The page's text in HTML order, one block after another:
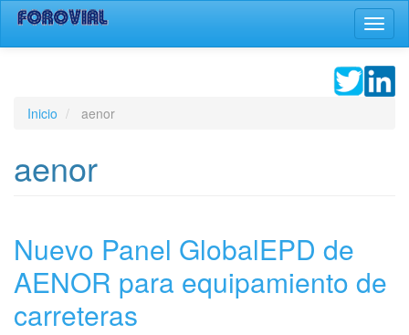
Pasar
contenido
Inicio aenor
aenor
Nuevo Panel GlobalEPD de
AENOR para equipamiento de
carreteras